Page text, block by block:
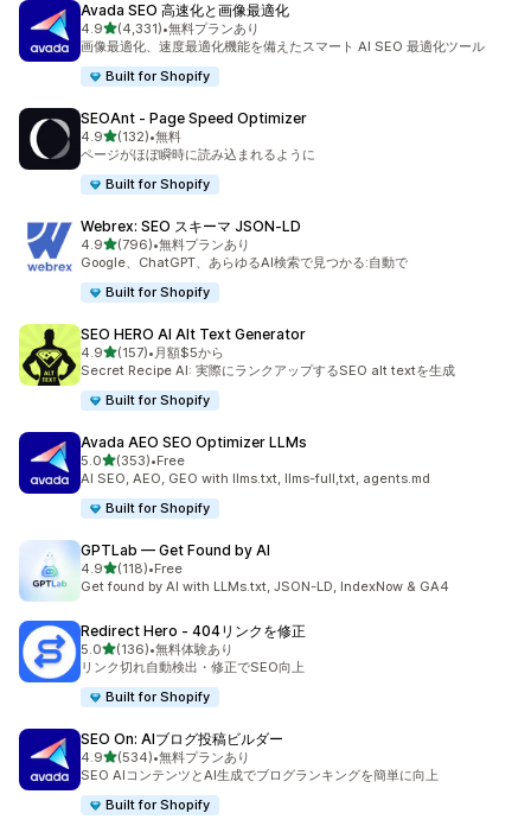
Avada SEO 高速化と画像最適化
4.95つ星中
(4,331)
合計レビュー数：4331件
•無料プランあり
画像最適化、速度最適化機能を備えたスマート AI SEO 最適化ツール
Built for Shopify
SEOAnt ‑ Page Speed Optimizer
4.95つ星中
(132)
合計レビュー数：132件
•無料
ページがほぼ瞬時に読み込まれるように
Built for Shopify
Webrex: SEO スキーマ JSON‑LD
4.95つ星中
(796)
合計レビュー数：796件
•無料プランあり
Google、ChatGPT、あらゆるAI検索で見つかる:自動で
Built for Shopify
SEO HERO AI Alt Text Generator
4.95つ星中
(157)
合計レビュー数：157件
• 月額$5から
Secret Recipe AI: 実際にランクアップするSEO alt textを生成
Built for Shopify
Avada AEO SEO Optimizer LLMs
5.05つ星中
(353)
合計レビュー数：353件
•Free
AI SEO, AEO, GEO with llms.txt, llms-full,txt, agents.md
Built for Shopify
GPTLab — Get Found by AI
4.95つ星中
(118)
合計レビュー数：118件
•Free
Get found by AI with LLMs.txt, JSON-LD, IndexNow & GA4
Redirect Hero ‑ 404リンクを修正
5.05つ星中
(136)
合計レビュー数：136件
•無料体験あり
リンク切れ自動検出・修正でSEO向上
Built for Shopify
SEO On: AIブログ投稿ビルダー
4.95つ星中
(534)
合計レビュー数：534件
•無料プランあり
SEO AIコンテンツとAI生成でブログランキングを簡単に向上
Built for Shopify